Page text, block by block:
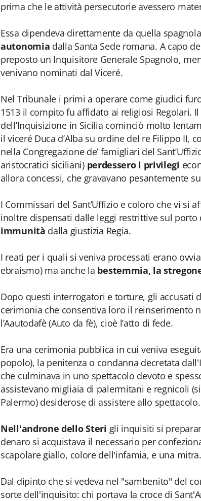
prima che le attività persecutorie avessero
Essa dipendeva direttamente da quella
autonomia dalla Santa Sede romana. A capo
preposto un Inquisitore Generale Spagnolo,
venivano nominati dal Viceré.
Nel Tribunale i primi a operare come giudici
1513 il compito fu affidato ai religiosi Regolari.
dell’Inquisizione in Sicilia cominciò molto
il viceré Duca d’Alba su ordine del re Filippo II,
nella Congregazione de’ famigliari del
aristocratici siciliani) perdessero i privilegi
allora concessi, che gravavano pesantemente
I Commissari del Sant’Uffizio e coloro che vi si
inoltre dispensati dalle leggi restrittive sul
immunità dalla giustizia Regia.
I reati per i quali si veniva processati erano
ebraismo) ma anche la bestemmia, la
Dopo questi interrogatori e torture, gli accusati
cerimonia che consentiva loro il reinserimento
l’Aautodafè (Auto da fè), cioè l’atto di fede.
Era una cerimonia pubblica in cui veniva
popolo), la penitenza o condanna decretata
che culminava in uno spettacolo devoto e
assistevano migliaia di palermitani e regnicoli
Palermo) desiderose di assistere allo spettacolo.
Nell'androne dello Steri gli inquisiti si
denaro si acquistava il necessario per
scapolare giallo, colore dell'infamia, e una mitra.
Dal dipinto che si vedeva nel "sambenito" del
sorte dell'inquisito: chi portava la croce di